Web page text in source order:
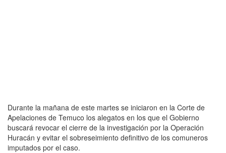
Durante la mañana de este martes se iniciaron en la Corte de
Apelaciones de Temuco los alegatos en los que el Gobierno
buscará revocar el cierre de la investigación por la Operación
Huracán y evitar el sobreseimiento definitivo de los comuneros
imputados por el caso.